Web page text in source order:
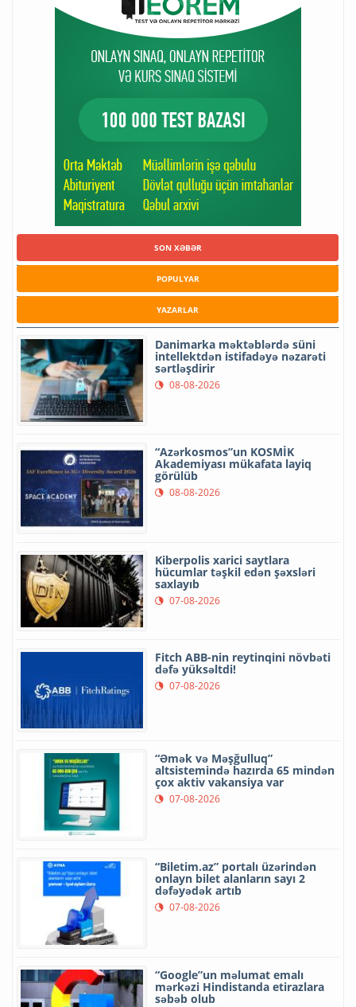
SON XƏBƏR
POPULYAR
YAZARLAR
Danimarka məktəblərdə süni
intellektdən istifadəyə nəzarəti
sərtləşdirir
08-08-2026
“Azərkosmos”un KOSMİK
Akademiyası mükafata layiq
görülüb
08-08-2026
Kiberpolis xarici saytlara
hücumlar təşkil edən şəxsləri
saxlayıb
07-08-2026
Fitch ABB-nin reytinqini növbəti
dəfə yüksəltdi!
07-08-2026
“Əmək və Məşğulluq”
altsistemində hazırda 65 mindən
çox aktiv vakansiya var
07-08-2026
“Biletim.az” portalı üzərindən
onlayn bilet alanların sayı 2
dəfəyədək artıb
07-08-2026
“Google”un məlumat emalı
mərkəzi Hindistanda etirazlara
səbəb olub